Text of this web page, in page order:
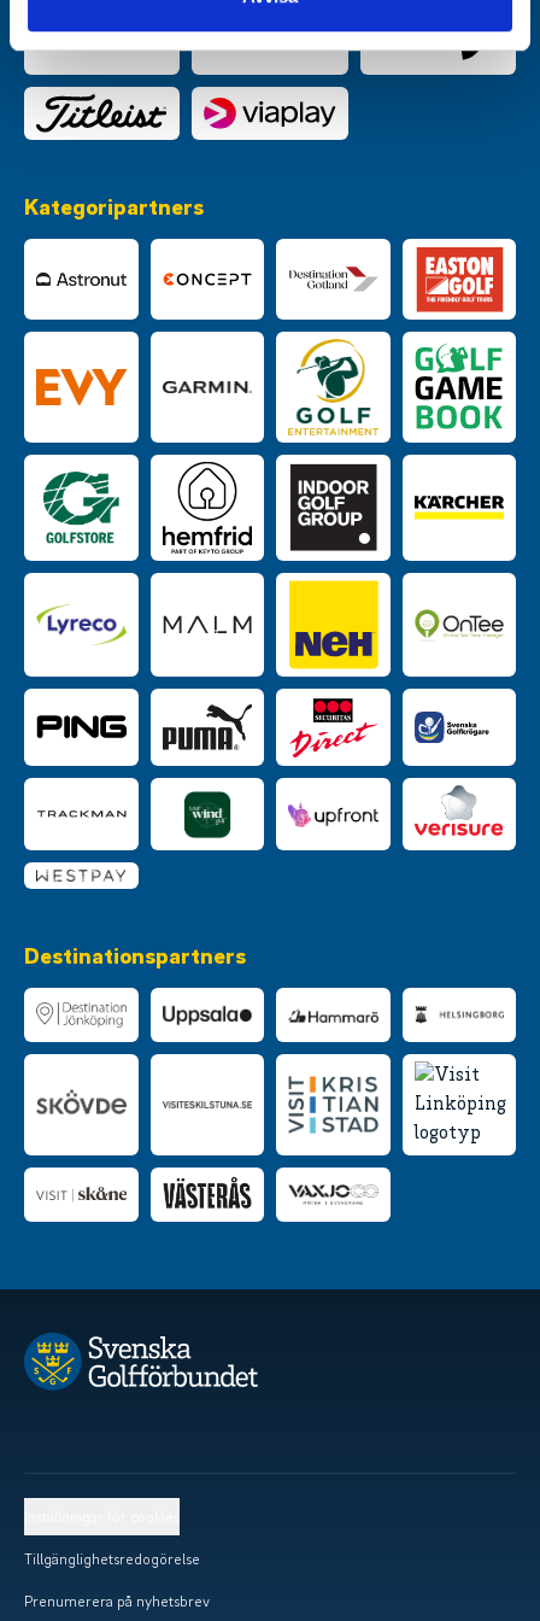
Kategoripartners
Destinationspartners
Tillgänglighetsredogörelse
Prenumerera på nyhetsbrev